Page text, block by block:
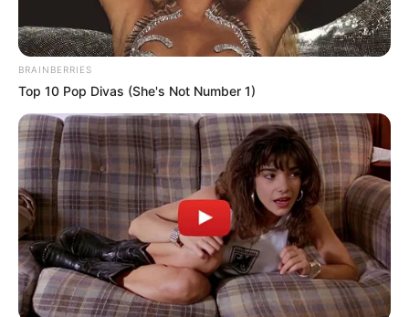
BRAINBERRIES
Top 10 Pop Divas (She's Not Number 1)